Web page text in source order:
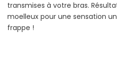
transmises à votre bras.
moelleux pour une sensation
frappe !